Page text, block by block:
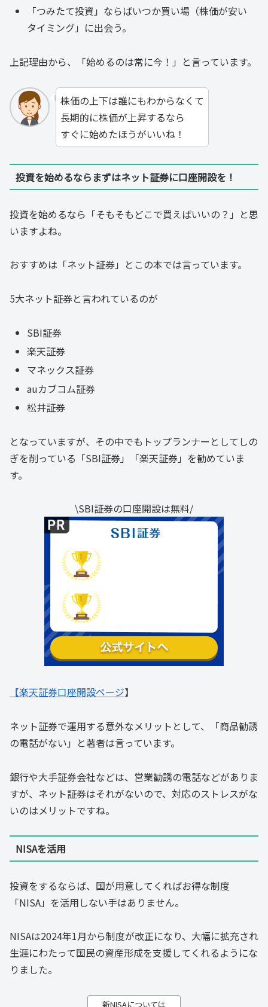
「つみたて投資」ならばいつか買い場（株価が安い
タイミング」に出会う。
上記理由から、「始めるのは常に今！」と言っています。
株価の上下は誰にもわからなくて
長期的に株価が上昇するなら
すぐに始めたほうがいいね！
投資を始めるならまずはネット証券に口座開設を！
投資を始めるなら「そもそもどこで買えばいいの？」と思
いますよね。
おすすめは「ネット証券」とこの本では言っています。
5大ネット証券と言われているのが
SBI証券
楽天証券
マネックス証券
auカブコム証券
松井証券
となっていますが、その中でもトップランナーとしてしの
ぎを削っている「SBI証券」「楽天証券」を勧めていま
す。
\SBI証券の口座開設は無料/
【楽天証券口座開設ページ】
ネット証券で運用する意外なメリットとして、「商品勧誘
の電話がない」と著者は言っています。
銀行や大手証券会社などは、営業勧誘の電話などがありま
すが、ネット証券はそれがないので、対応のストレスがな
いのはメリットですね。
NISAを活用
投資をするならば、国が用意してくればお得な制度
「NISA」を活用しない手はありません。
NISAは2024年1月から制度が改正になり、大幅に拡充され
生涯にわたって国民の資産形成を支援してくれるようにな
りました。
新NISAについては